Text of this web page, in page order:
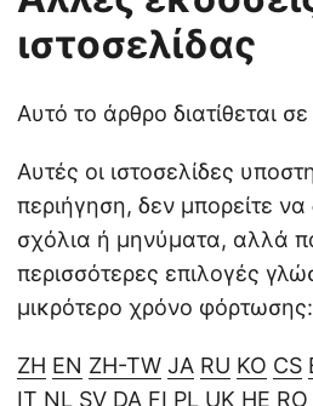
ιστοσελίδας
Αυτό το άρθρο διατίθεται
Αυτές οι ιστοσελίδες
περιήγηση, δεν μπορείτε να
σχόλια ή μηνύματα, αλλά
περισσότερες επιλογές
μικρότερο χρόνο φόρτωσης:
ZH EN ZH-TW JA RU KO CS
IT NL SV DA FI PL UK HE RO